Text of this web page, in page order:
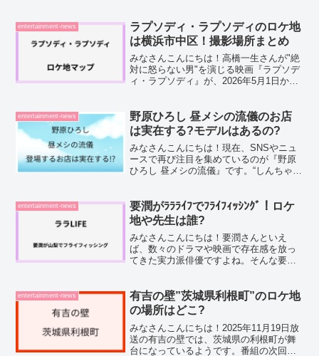
すよね。「え、あの竹谷隆之さんの娘さ
んが出るの！？」...
entertainment-news
ラプソディ・ラプソディのロケ地
は横浜市中区！撮影場所まとめ
みなさんこんにちは！高橋一生さんが"絶
対に怒らない男"を演じる映画『ラプソデ
ィ・ラプソディ』が、2026年5月1日から
ったんだろう？」と気になっている方も
多いんじゃない...
entertainment-news
野原ひろし 昼メシの流儀のお店
は実在する?モデルはあるの?
みなさんこんにちは！現在、SNSやニュ
ースで再び注目を集めているのが『野原
ひろし 昼メシの流儀』です。“しんちゃん
人気スピンオフ作品。特にアニメ版では
料理シーンだけが...
entertainment-news
要潤がﾗﾗﾗｲﾌでﾌﾗｲﾌｨｯｼﾝｸﾞ！ロケ
地や先生は誰?
みなさんこんにちは！要潤さんといえ
ば、数々のドラマや映画で存在感を放っ
てきた実力派俳優ですよね。そんな要潤
るそうなんです！実は要潤さん、釣りに
は興味があるものの、...
entertainment-news
有吉の壁”茨城県利根町”のロケ地
の場所はどこ?
みなさんこんにちは！2025年11月19日放
送の有吉の壁では、茨城県の利根町が舞
台になっているようです。番組の次回予